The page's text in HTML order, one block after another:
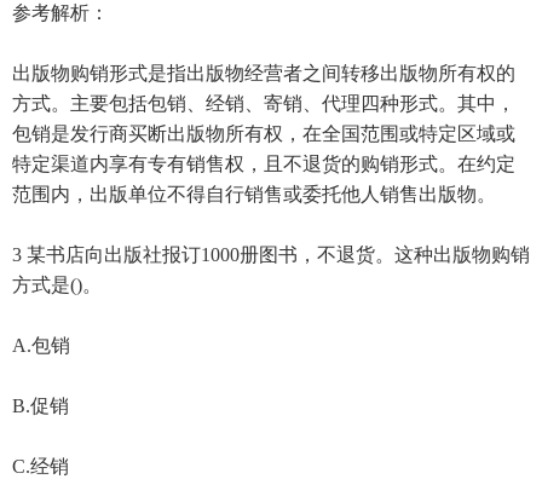
参考解析：
出版物购销形式是指出版物经营者之间转移出版物所有权的
方式。主要包括包销、经销、寄销、代理四种形式。其中，
包销是发行商买断出版物所有权，在全国范围或特定区域或
特定渠道内享有专有销售权，且不退货的购销形式。在约定
范围内，出版单位不得自行销售或委托他人销售出版物。
3 某书店向出版社报订1000册图书，不退货。这种出版物购销
方式是()。
A.包销
B.促销
C.经销